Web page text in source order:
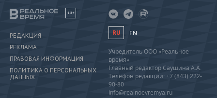
18+
РЕДАКЦИЯ
РЕКЛАМА
ПРАВОВАЯ ИНФОРМАЦИЯ
ПОЛИТИКА О ПЕРСОНАЛЬНЫХ
ДАННЫХ
RU EN
Учредитель ООО «Реальное
время»
Главный редактор Саушина А.А.
Телефон редакции: +7 (843) 222-
90-80
info@realnoevremya.ru